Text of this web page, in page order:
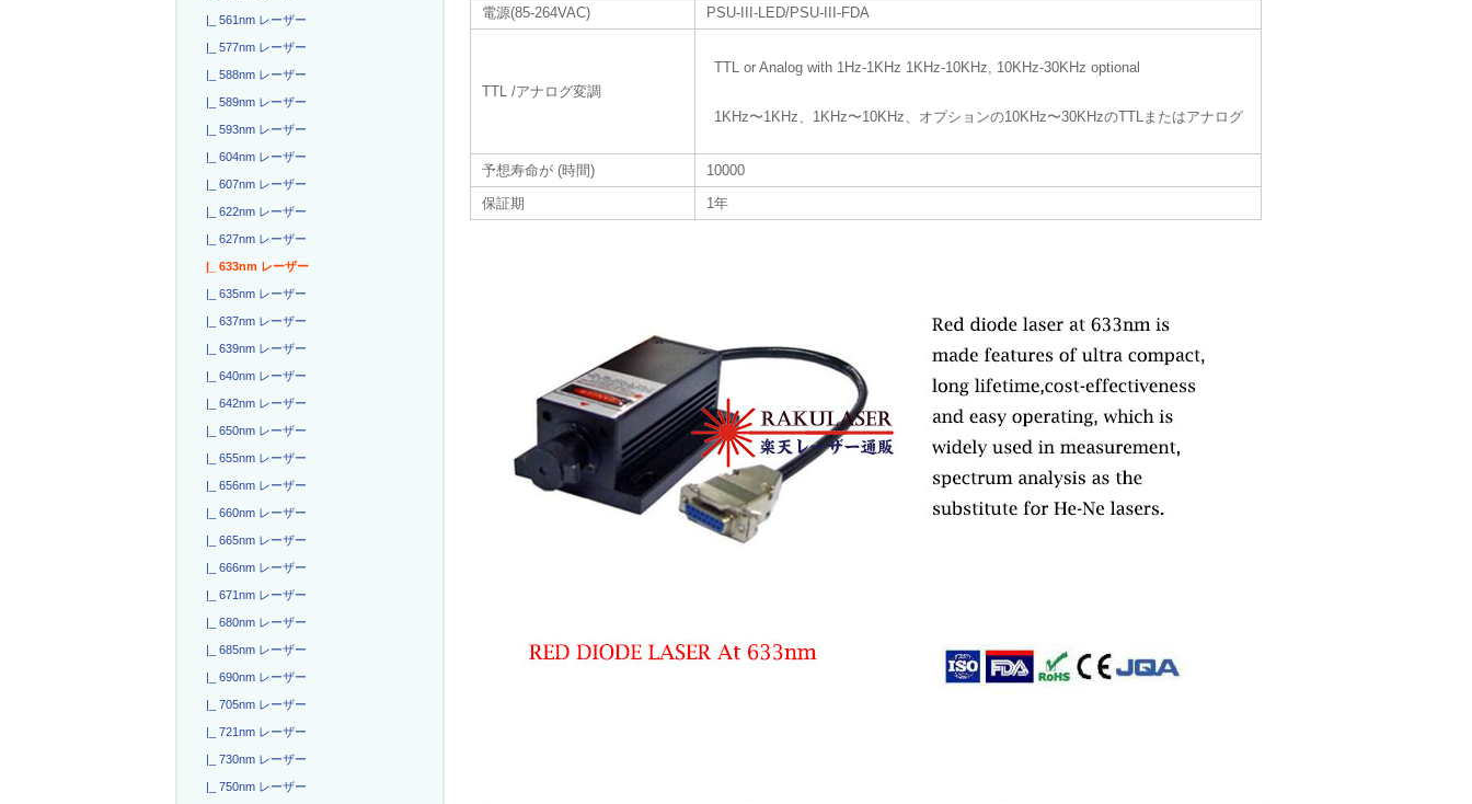
|_ 561nm レーザー
|_ 577nm レーザー
|_ 588nm レーザー
|_ 589nm レーザー
|_ 593nm レーザー
|_ 604nm レーザー
|_ 607nm レーザー
|_ 622nm レーザー
|_ 627nm レーザー
|_ 633nm レーザー
|_ 635nm レーザー
|_ 637nm レーザー
|_ 639nm レーザー
|_ 640nm レーザー
|_ 642nm レーザー
|_ 650nm レーザー
|_ 655nm レーザー
|_ 656nm レーザー
|_ 660nm レーザー
|_ 665nm レーザー
|_ 666nm レーザー
|_ 671nm レーザー
|_ 680nm レーザー
|_ 685nm レーザー
|_ 690nm レーザー
|_ 705nm レーザー
|_ 721nm レーザー
|_ 730nm レーザー
|_ 750nm レーザー
電源(85-264VAC)
PSU-III-LED/PSU-III-FDA
TTL /アナログ変調
TTL or Analog with 1Hz-1KHz 1KHz-10KHz, 10KHz-30KHz optional
1KHz〜1KHz、1KHz〜10KHz、オプションの10KHz〜30KHzのTTLまたはアナログ
予想寿命が (時間)
10000
保証期
1年